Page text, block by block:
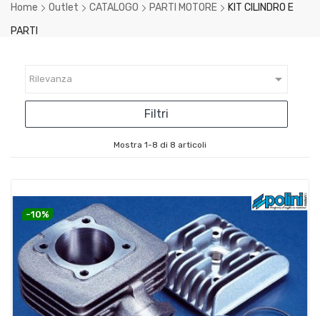
Home Outlet CATALOGO PARTI MOTORE
KIT CILINDRO E
PARTI
Rilevanza 
Filtri
Mostra 1-8 di 8 articoli
-10%